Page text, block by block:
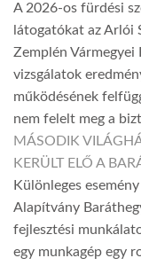
A 2026-os fürdési
látogatókat az Arlói
Zemplén
vizsgálatok
működésének
nem felelt meg a
MÁSODIK
KERÜLT ELŐ A
Különleges
Alapítvány
fejlesztési
egy munkagép egy